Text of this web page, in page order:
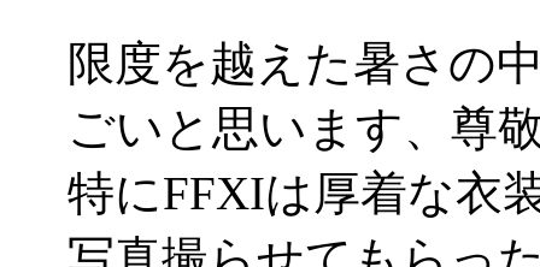
限度を越えた暑さの
ごいと思います、尊
特にFFXIは厚着な衣